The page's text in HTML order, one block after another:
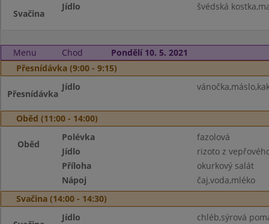
Svačina
Jídlo švédská
Menu Chod
Pondělí 10. 5. 2021
Přesnídávka (9:00 - 9:15)
Přesnídávka
Jídlo
Oběd (11:00 - 14:00)
Oběd
Polévka
fazolová
Jídlo
rizoto z
Příloha
okurkový salát
Nápoj
čaj,voda,mléko
Svačina (14:00 - 14:30)
Jídlo chléb,sýrová